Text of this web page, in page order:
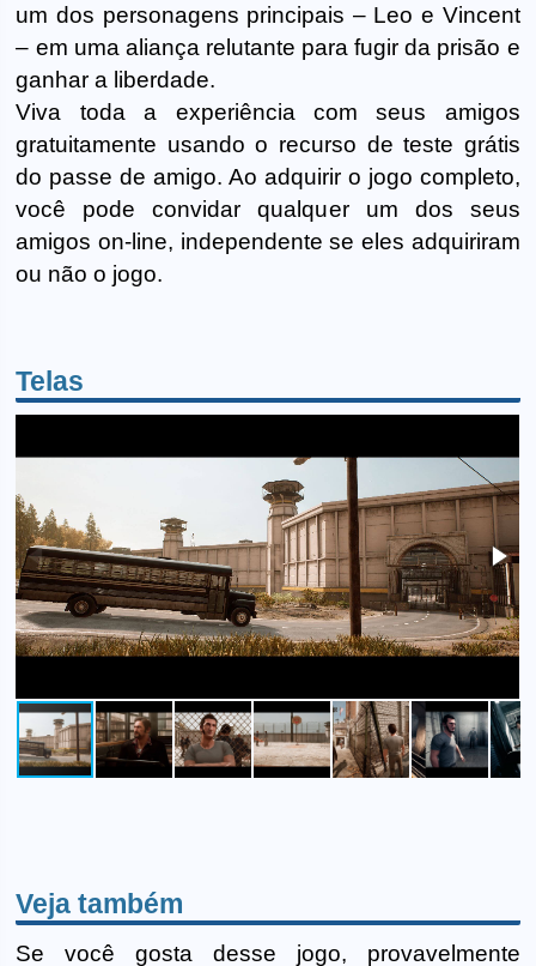
um dos personagens principais – Leo e Vincent
– em uma aliança relutante para fugir da prisão e
ganhar a liberdade.
Viva toda a experiência com seus amigos
gratuitamente usando o recurso de teste grátis
do passe de amigo. Ao adquirir o jogo completo,
você pode convidar qualquer um dos seus
amigos on-line, independente se eles adquiriram
ou não o jogo.
Telas
Veja também
Se você gosta desse jogo, provavelmente